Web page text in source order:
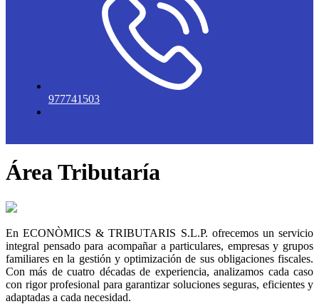
977741503
Área Tributaría
En ECONÒMICS & TRIBUTARIS S.L.P. ofrecemos un servicio
integral pensado para acompañar a particulares, empresas y grupos
familiares en la gestión y optimización de sus obligaciones fiscales.
Con más de cuatro décadas de experiencia, analizamos cada caso
con rigor profesional para garantizar soluciones seguras, eficientes y
adaptadas a cada necesidad.